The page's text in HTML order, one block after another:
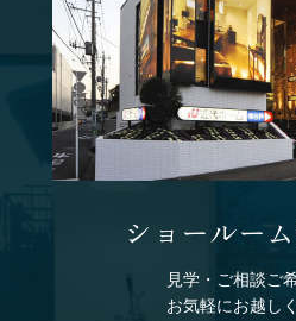
ショールー
見学・ご相談ご
お気軽にお越し